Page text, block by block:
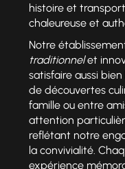
histoire et
chaleureuse et
Notre
traditionnelet
satisfaire aussi
de découvertes
famille ou entre
attention
reflétant notre
la convivialité.
expérience